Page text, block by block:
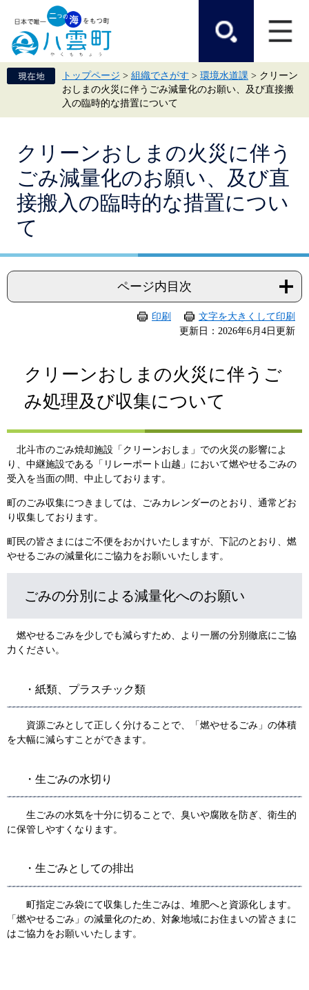
頭
で
飛
ば
本
トップページ > 組織でさがす > 環境水道課 > クリーン
おしまの火災に伴うごみ減量化のお願い、及び直接搬
入の臨時的な措置について
クリーンおしまの火災に伴う
ごみ減量化のお願い、及び直
接搬入の臨時的な措置につい
て
ページ内目次
印刷
文字を大きくして印刷
更新日：2026年6月4日更新
クリーンおしまの火災に伴うご
み処理及び収集について
北斗市のごみ焼却施設「クリーンおしま」での火災の影響によ
り、中継施設である「リレーポート山越」において燃やせるごみの
受入を当面の間、​中止しております。
​​町のごみ収集につきましては、ごみカレンダーのとおり、通常どお
り収集しております。
​​町民の皆さまにはご不便をおかけいたしますが、下記のとおり、燃
やせるごみの減量化にご協力をお願いいたします。​
ごみの分別による減量化へのお願い
​ 燃やせるごみを少しでも減らすため、より一層の分別徹底にご協
力ください。
・紙類、プラスチック類
資源ごみとして正しく分けることで、「燃やせるごみ」の体積
を大幅に減らすことができます。
・生ごみの水切り
生ごみの水気を十分に切ることで、臭いや腐敗を防ぎ、衛生的
に保管しやすくなります。
・生ごみとしての排出
町指定ごみ袋にて収集した生ごみは、堆肥へと資源化します。
「燃やせるごみ」​の減量化のため、対象地域にお住まいの皆さまに
はご協力をお願いいたします。